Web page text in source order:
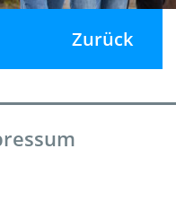
Zurück